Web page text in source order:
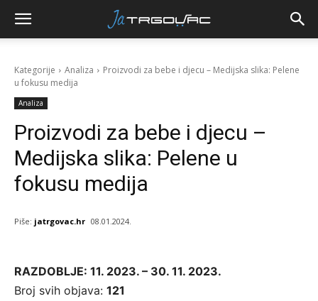
Kategorije Analiza
Proizvodi za bebe i djecu – Medijska slika: Pelene
u fokusu medija
Analiza
Proizvodi za bebe i djecu –
Medijska slika: Pelene u
fokusu medija
Piše: jatrgovac.hr 08.01.2024.
RAZDOBLJE: 11. 2023. – 30. 11. 2023.
Broj svih objava: 121